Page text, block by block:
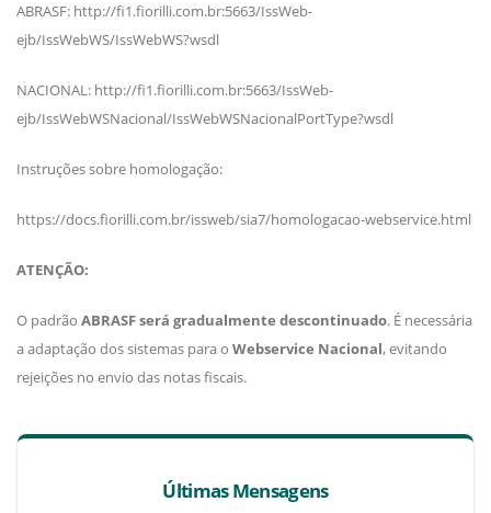
ABRASF: http://fi1.fiorilli.com.br:5663/IssWeb-
ejb/IssWebWS/IssWebWS?wsdl
NACIONAL: http://fi1.fiorilli.com.br:5663/IssWeb-
ejb/IssWebWSNacional/IssWebWSNacionalPortType?wsdl
Instruções sobre homologação:
https://docs.fiorilli.com.br/issweb/sia7/homologacao-webservice.html
ATENÇÃO:
O padrão ABRASF será gradualmente descontinuado. É necessária
a adaptação dos sistemas para o Webservice Nacional, evitando
rejeições no envio das notas fiscais.
Últimas Mensagens